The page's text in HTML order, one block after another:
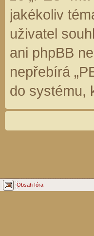
jakékoliv
uživatel
ani phpBB
nepřebírá
do systému,
Obsah fóra